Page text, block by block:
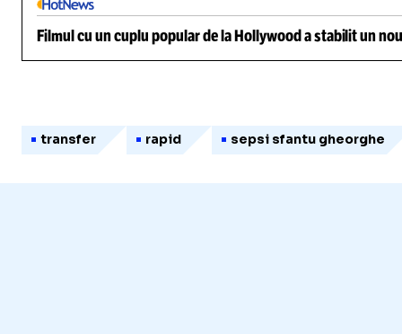
Filmul cu un cuplu popular de la Hollywood a stabilit un
transfer rapid sepsi sfantu gheorghe